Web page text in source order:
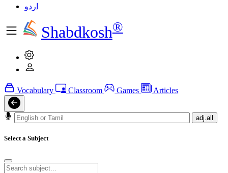
اردو
Shabdkosh®
Vocabulary Classroom Games Articles
adj.all
Select a Subject